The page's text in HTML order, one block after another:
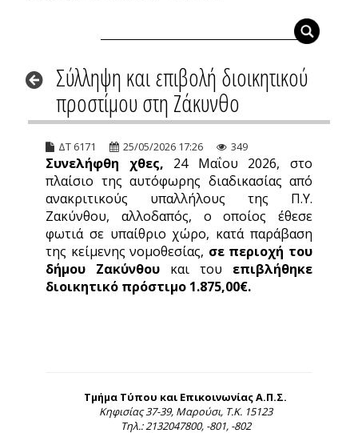
Σύλληψη και επιβολή διοικητικού
προστίμου στη Ζάκυνθο
ΔΤ 6171 25/05/2026 17:26 349
Συνελήφθη χθες, 24 Μαΐου 2026, στο
πλαίσιο της αυτόφωρης διαδικασίας από
ανακριτικούς υπαλλήλους της Π.Υ.
Ζακύνθου, αλλοδαπός, ο οποίος έθεσε
φωτιά σε υπαίθριο χώρο, κατά παράβαση
της κείμενης νομοθεσίας, σε περιοχή του
δήμου Ζακύνθου και του επιβλήθηκε
διοικητικό πρόστιμο 1.875,00€.
Τμήμα Τύπου και Επικοινωνίας Α.Π.Σ.
Κηφισίας 37-39, Μαρούσι, Τ.Κ. 15123
Τηλ.: 2132047800, -801, -802